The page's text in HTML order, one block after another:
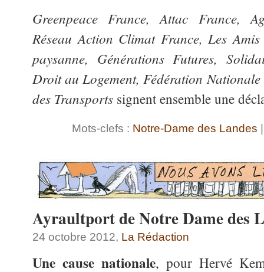
Greenpeace France, Attac France,
Réseau Action Climat France, Les
paysanne, Générations Futures,
Droit au Logement, Fédération Nationale
des Transports signent ensemble une
Mots-clefs : Notre-Dame des Landes
Ayraultport de Notre Dame des
24 octobre 2012, La Rédaction
Une cause nationale, pour Hervé